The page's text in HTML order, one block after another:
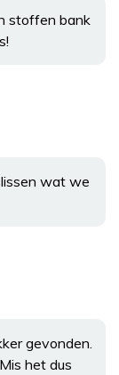
stoffen bank
wat we
gevonden.
het dus